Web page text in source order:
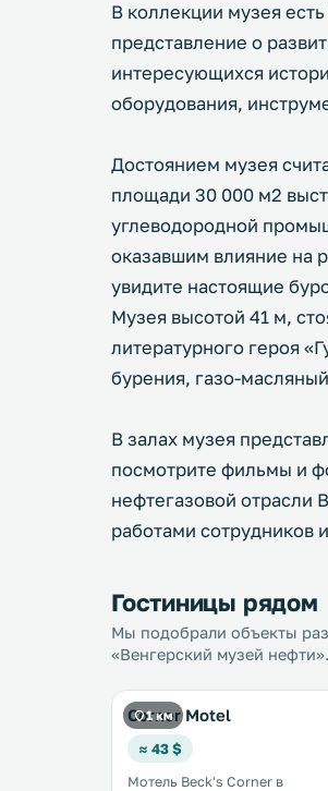
В коллекции музея
представление о
интересующихся
оборудования,
Достоянием музея
площади 30 000 м2
углеводородной
оказавшим влияние на
увидите настоящие
Музея высотой 41 м,
литературного героя
бурения, газо-
В залах музея
посмотрите фильмы и
нефтегазовой отрасли
работами сотрудников
Гостиницы рядом
Мы подобрали объекты
«Венгерский музей
1 км
Corner Motel
≈ 43 $
Мотель Beck's Corner в